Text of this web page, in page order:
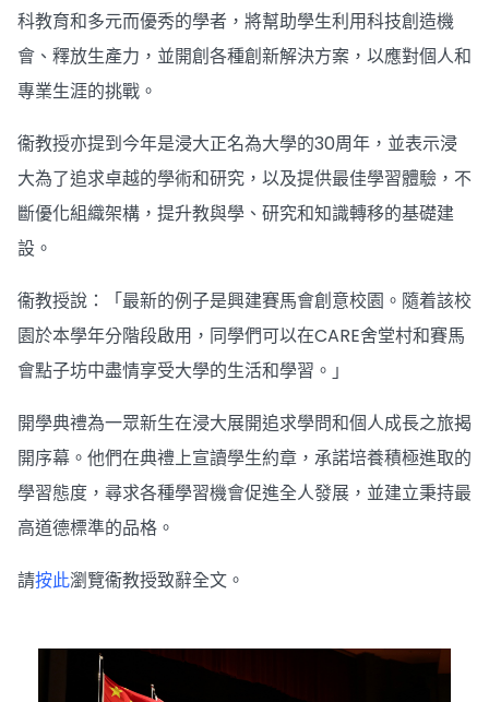
科教育和多元而優秀的學者，將幫助學生利用科技創造機
會、釋放生產力，並開創各種創新解決方案，以應對個人和
專業生涯的挑戰。
衞教授亦提到今年是浸大正名為大學的30周年，並表示浸
大為了追求卓越的學術和研究，以及提供最佳學習體驗，不
斷優化組織架構，提升教與學、研究和知識轉移的基礎建
設。
衞教授說：「最新的例子是興建賽馬會創意校園。隨着該校
園於本學年分階段啟用，同學們可以在CARE舍堂村和賽馬
會點子坊中盡情享受大學的生活和學習。」
開學典禮為一眾新生在浸大展開追求學問和個人成長之旅揭
開序幕。他們在典禮上宣讀學生約章，承諾培養積極進取的
學習態度，尋求各種學習機會促進全人發展，並建立秉持最
高道德標準的品格。
請按此瀏覽衞教授致辭全文。